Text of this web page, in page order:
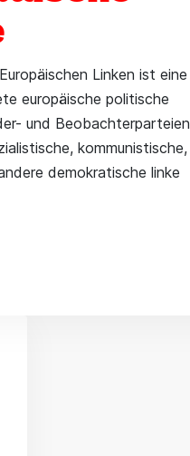
Linken ist eine
europäische politische
und Beobachterparteien
kommunistische,
demokratische linke